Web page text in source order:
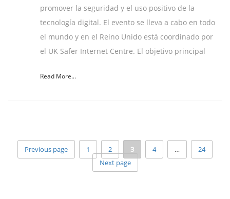
promover la seguridad y el uso positivo de la
tecnología digital. El evento se lleva a cabo en todo
el mundo y en el Reino Unido está coordinado por
el UK Safer Internet Centre. El objetivo principal
Read More...
Previous page 1 2 3 4 …
24
Next page